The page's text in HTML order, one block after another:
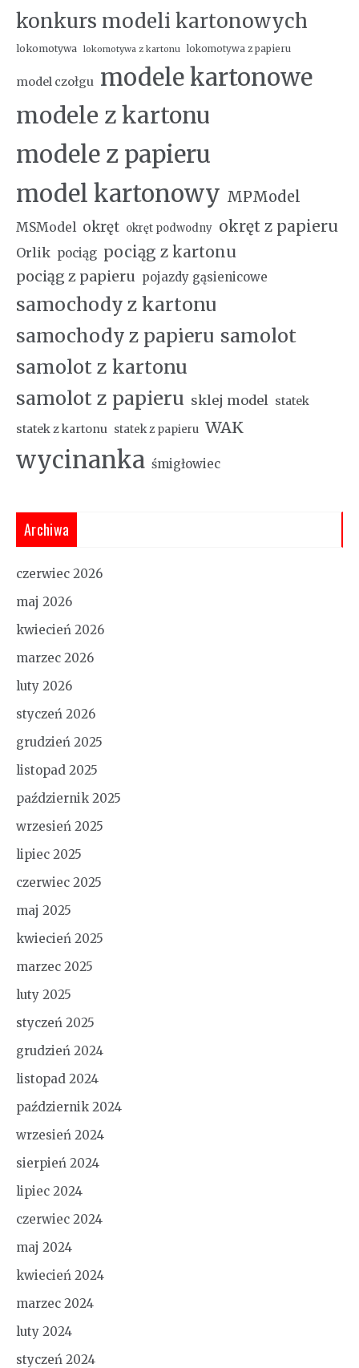
konkurs modeli kartonowych
lokomotywa lokomotywa z kartonu lokomotywa z papieru
model czołgu modele kartonowe
modele z kartonu
modele z papieru
model kartonowy MPModel
MSModel okręt okręt podwodny okręt z papieru
Orlik pociąg pociąg z kartonu
pociąg z papieru pojazdy gąsienicowe
samochody z kartonu
samochody z papieru samolot
samolot z kartonu
samolot z papieru sklej model
statek
statek z kartonu statek z papieru WAK
wycinanka śmigłowiec
Archiwa
czerwiec 2026
maj 2026
kwiecień 2026
marzec 2026
luty 2026
styczeń 2026
grudzień 2025
listopad 2025
październik 2025
wrzesień 2025
lipiec 2025
czerwiec 2025
maj 2025
kwiecień 2025
marzec 2025
luty 2025
styczeń 2025
grudzień 2024
listopad 2024
październik 2024
wrzesień 2024
sierpień 2024
lipiec 2024
czerwiec 2024
maj 2024
kwiecień 2024
marzec 2024
luty 2024
styczeń 2024